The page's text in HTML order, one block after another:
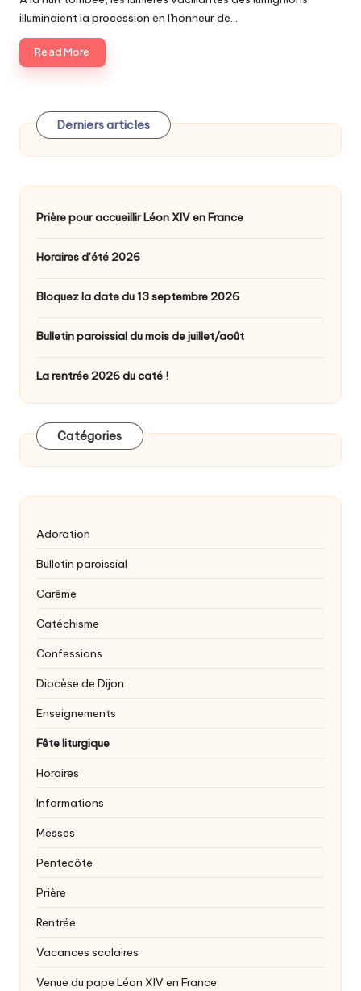
illuminaient la procession en l'honneur de…
Read More
Derniers articles
Prière pour accueillir Léon XIV en France
Horaires d’été 2026
Bloquez la date du 13 septembre 2026
Bulletin paroissial du mois de juillet/août
La rentrée 2026 du caté !
Catégories
Adoration
Bulletin paroissial
Carême
Catéchisme
Confessions
Diocèse de Dijon
Enseignements
Fête liturgique
Horaires
Informations
Messes
Pentecôte
Prière
Rentrée
Vacances scolaires
Venue du pape Léon XIV en France